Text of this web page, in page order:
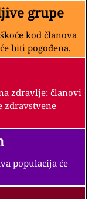
grupe
kod članova
biti pogođena.
zdravlje; članovi
populacija će